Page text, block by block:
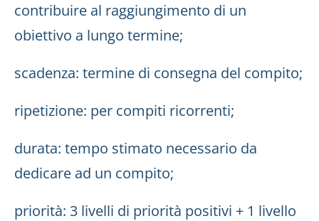
contribuire al raggiungimento di un
obiettivo a lungo termine;
scadenza: termine di consegna del compito;
ripetizione: per compiti ricorrenti;
durata: tempo stimato necessario da
dedicare ad un compito;
priorità: 3 livelli di priorità positivi + 1 livello